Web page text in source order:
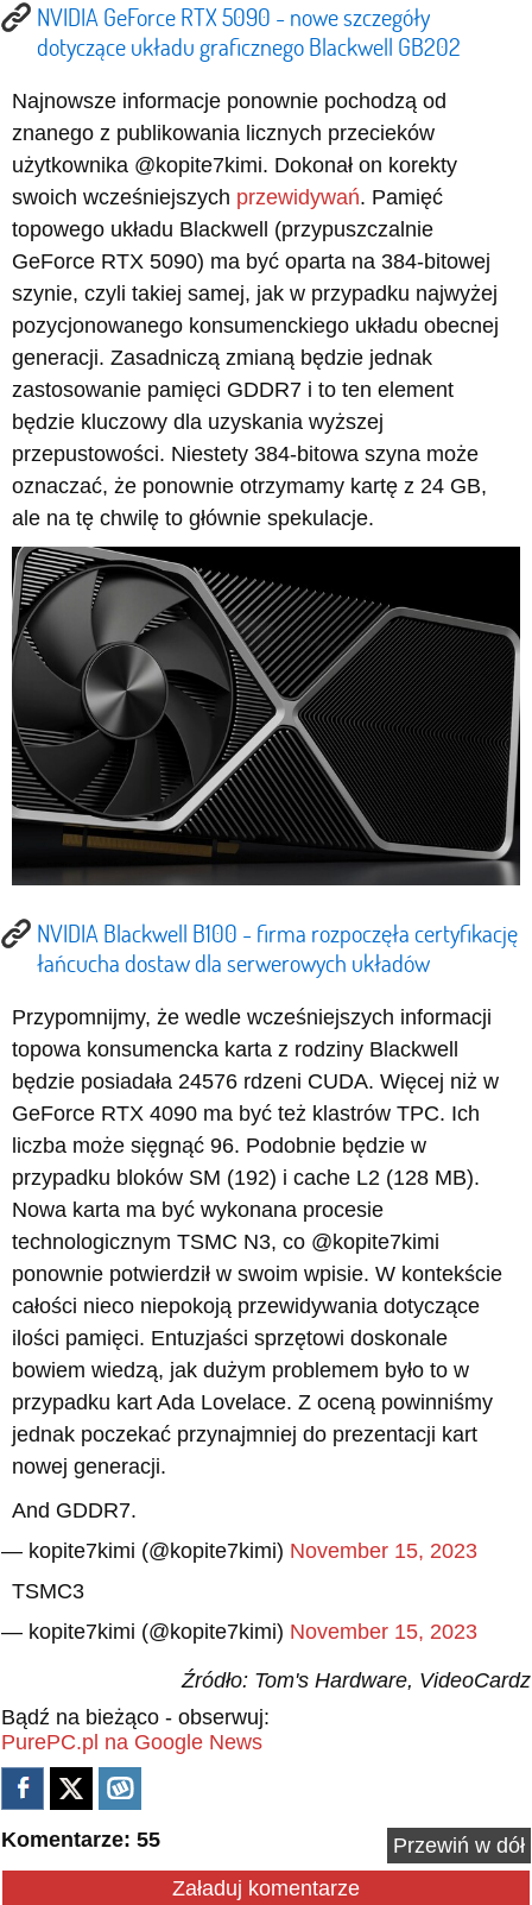
NVIDIA GeForce RTX 5090 - nowe szczegóły
dotyczące układu graficznego Blackwell GB202
Najnowsze informacje ponownie pochodzą od
znanego z publikowania licznych przecieków
użytkownika @kopite7kimi. Dokonał on korekty
swoich wcześniejszych przewidywań. Pamięć
topowego układu Blackwell (przypuszczalnie
GeForce RTX 5090) ma być oparta na 384-bitowej
szynie, czyli takiej samej, jak w przypadku najwyżej
pozycjonowanego konsumenckiego układu obecnej
generacji. Zasadniczą zmianą będzie jednak
zastosowanie pamięci GDDR7 i to ten element
będzie kluczowy dla uzyskania wyższej
przepustowości. Niestety 384-bitowa szyna może
oznaczać, że ponownie otrzymamy kartę z 24 GB,
ale na tę chwilę to głównie spekulacje.
NVIDIA Blackwell B100 - firma rozpoczęła certyfikację
łańcucha dostaw dla serwerowych układów
Przypomnijmy, że wedle wcześniejszych informacji
topowa konsumencka karta z rodziny Blackwell
będzie posiadała 24576 rdzeni CUDA. Więcej niż w
GeForce RTX 4090 ma być też klastrów TPC. Ich
liczba może sięgnąć 96. Podobnie będzie w
przypadku bloków SM (192) i cache L2 (128 MB).
Nowa karta ma być wykonana procesie
technologicznym TSMC N3, co @kopite7kimi
ponownie potwierdził w swoim wpisie. W kontekście
całości nieco niepokoją przewidywania dotyczące
ilości pamięci. Entuzjaści sprzętowi doskonale
bowiem wiedzą, jak dużym problemem było to w
przypadku kart Ada Lovelace. Z oceną powinniśmy
jednak poczekać przynajmniej do prezentacji kart
nowej generacji.
And GDDR7.
— kopite7kimi (@kopite7kimi) November 15, 2023
TSMC3
— kopite7kimi (@kopite7kimi) November 15, 2023
Źródło: Tom's Hardware, VideoCardz
Bądź na bieżąco - obserwuj:
PurePC.pl na Google News
Komentarze: 55
Przewiń w dół
Załaduj komentarze